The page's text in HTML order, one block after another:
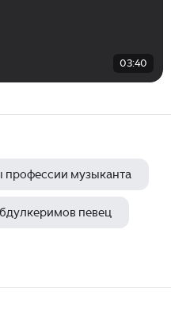
03:40
профессии музыканта
певец